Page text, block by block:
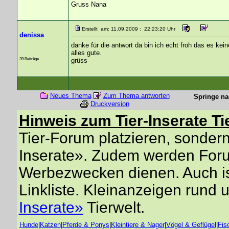
Gruss Nana
denissa
39 Beiträge
Erstellt am: 11.09.2009 : 22:23:20 Uhr
danke für die antwort da bin ich echt froh das es
alles gute.
grüss
Neues Thema
Zum Thema antworten
Druckversion
Springe
Hinweis zum Tier-Inserate
Tier-Forum platzieren,
Inserate». Zudem werden
Werbezwecken dienen. Auch
Linkliste. Kleinanzeigen rund
Inserate» Tierwelt.
Hunde| Katzen| Pferde & Ponys Kleintiere & Nager|Vögel & Geflügel